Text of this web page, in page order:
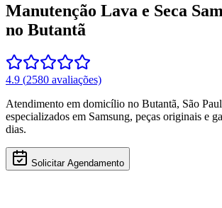
Manutenção Lava e Seca
no Butantã
4.9 (2580 avaliações)
Atendimento em domicílio no Butantã, São
especializados em Samsung, peças originais e
dias.
Solicitar Agendamento